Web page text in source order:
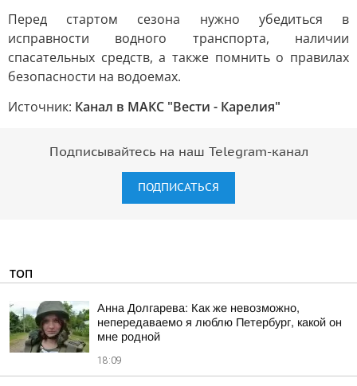
Перед стартом сезона нужно убедиться в
исправности водного транспорта, наличии
спасательных средств, а также помнить о правилах
безопасности на водоемах.
Источник: Канал в МАКС "Вести - Карелия"
Подписывайтесь на наш Telegram-канал
ПОДПИСАТЬСЯ
ТОП
Анна Долгарева: Как же невозможно,
непередаваемо я люблю Петербург, какой он
мне родной
18:09